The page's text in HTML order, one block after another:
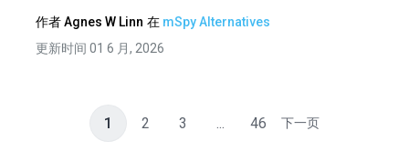
作者Agnes W Linn 在 mSpy Alternatives
更新时间 01 6 月, 2026
1 2 3 ... 46 下一页